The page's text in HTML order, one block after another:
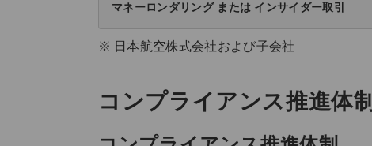
マネーロンダリング または インサイダー取引
日本航空株式会社および子会社
コンプライアンス推進体制